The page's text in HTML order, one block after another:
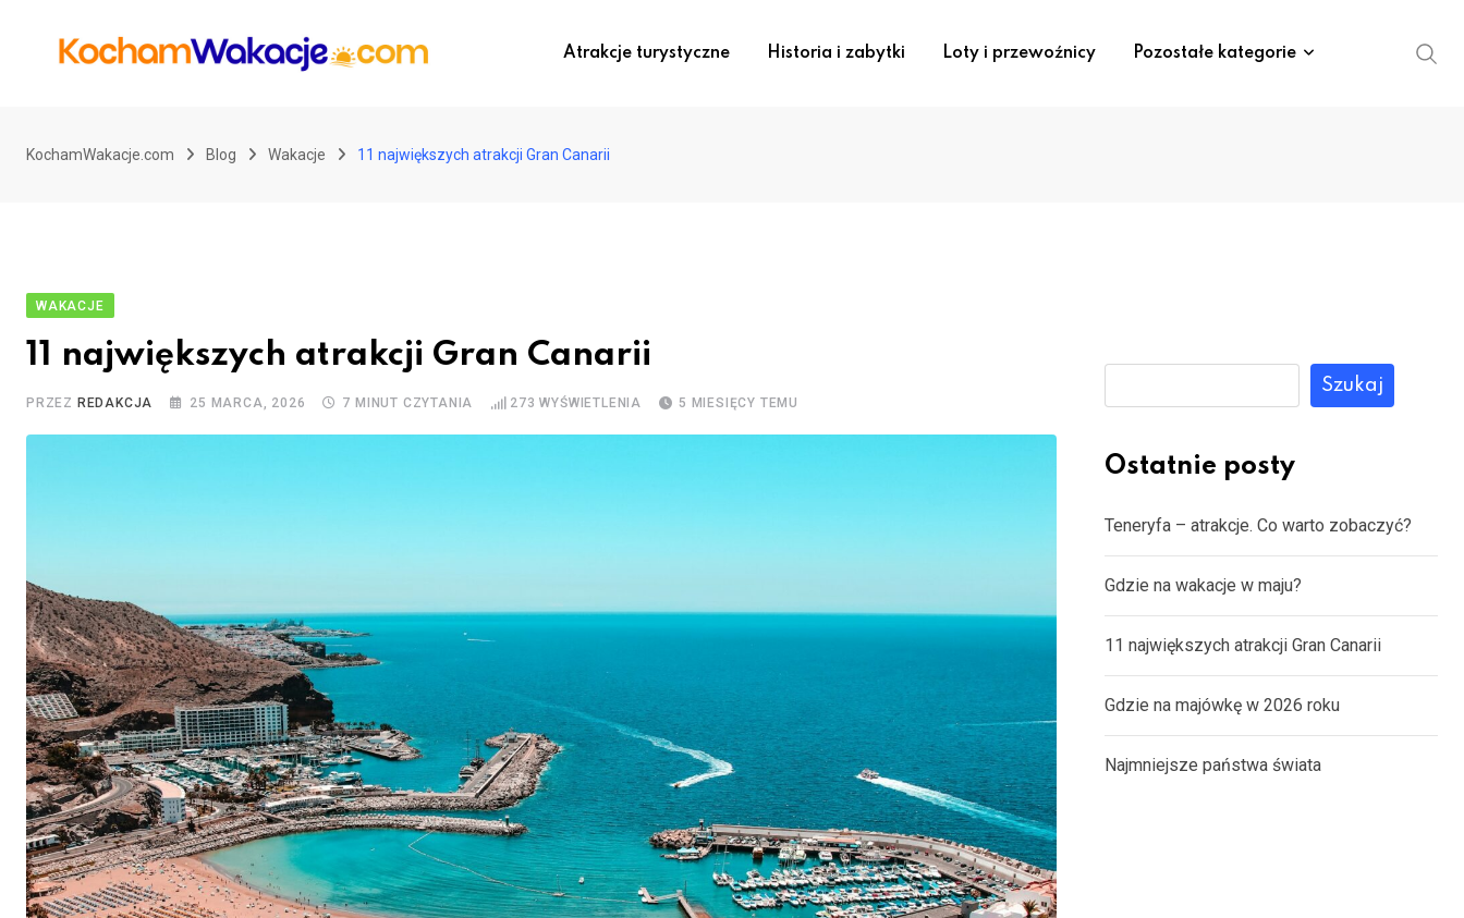
Atrakcje turystyczne Historia i zabytki Loty i przewoźnicy Pozostałe kategorie
KochamWakacje.com Blog Wakacje 11 największych atrakcji Gran Canarii
WAKACJE
11 największych atrakcji Gran Canarii
PRZEZ REDAKCJA 25 MARCA, 2026 7 MINUT CZYTANIA 273 WYŚWIETLENIA 5 MIESIĘCY TEMU
Szukaj
Ostatnie posty
Teneryfa – atrakcje. Co warto zobaczyć?
Gdzie na wakacje w maju?
11 największych atrakcji Gran Canarii
Gdzie na majówkę w 2026 roku
Najmniejsze państwa świata